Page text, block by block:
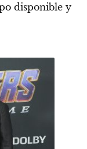
disponible y